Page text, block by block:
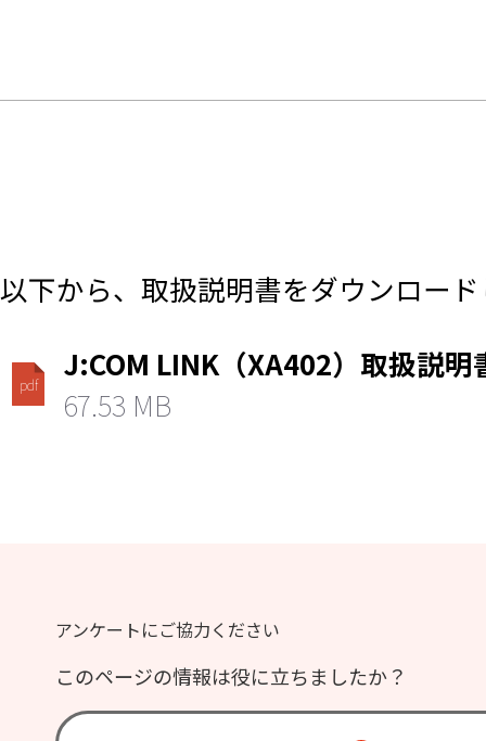
以下から、取扱説明書をダウンロー
pdf
J:COM LINK（XA402）取扱説明
67.53 MB
アンケートにご協力ください
このページの情報は役に立ちましたか？